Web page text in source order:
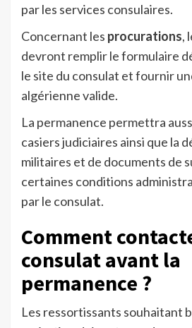
par les services consulaires.
Concernant les procurations,
devront remplir le formulaire
le site du consulat et fournir
algérienne valide.
La permanence permettra
casiers judiciaires ainsi que la
militaires et de documents de
certaines conditions
par le consulat.
Comment
consulat avant la
permanence ?
Les ressortissants souhaitant